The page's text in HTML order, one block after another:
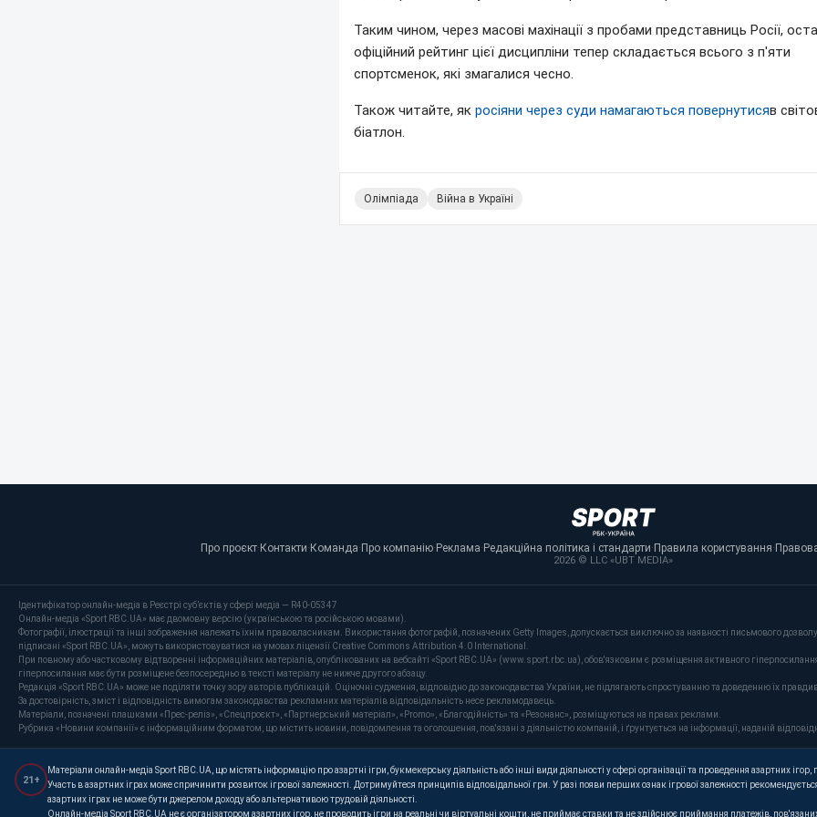
Таким чином, через масові махінації з пробами представниць Росії,
офіційний рейтинг цієї дисципліни тепер складається всього з п'яти
спортсменок, які змагалися чесно.
Також читайте, як росіяни через суди намагаються повернутисяв
біатлон.
Олімпіада Війна в Україні
Про проєкт· Контакти· Команда· Про компанію· Реклама· Редакційна політика і стандарти· Правила користування·
2026 © LLC «UBT MEDIA»
Ідентифікатор онлайн-медіа в Реєстрі суб’єктів у сфері медіа — R40-05347
Онлайн-медіа «Sport RBC.UA» має двомовну версію (українською та російською мовами).
Фотографії, ілюстрації та інші зображення належать їхнім правовласникам. Використання фотографій, позначених Getty Images, допускається виключно за наявності письмового
підписані «Sport RBC.UA», можуть використовуватися на умовах ліцензії Creative Commons Attribution 4.0 International.
При повному або частковому відтворенні інформаційних матеріалів, опублікованих на вебсайті «Sport RBC.UA» (www.sport.rbc.ua), обов'язковим є розміщення активного
гіперпосилання має бути розміщене безпосередньо в тексті матеріалу не нижче другого абзацу.
Редакція «Sport RBC.UA» може не поділяти точку зору авторів публікацій. Оціночні судження, відповідно до законодавства України, не підлягають спростуванню та доведенню їх
За достовірність, зміст і відповідність вимогам законодавства рекламних матеріалів відповідальність несе рекламодавець.
Матеріали, позначені плашками «Прес-реліз», «Спецпроєкт», «Партнерський матеріал», «Promo», «Благодійність» та «Резонанс», розміщуються на правах реклами.
Рубрика «Новини компанії» є інформаційним форматом, що містить новини, повідомлення та оголошення, пов'язані з діяльністю компаній, і ґрунтується на інформації, наданій
21+
Матеріали онлайн-медіа Sport RBC.UA, що містять інформацію про азартні ігри, букмекерську діяльність або інші види діяльності у сфері організації та проведення азартних
Участь в азартних іграх може спричинити розвиток ігрової залежності. Дотримуйтеся принципів відповідальної гри. У разі появи перших ознак ігрової залежності
азартних іграх не може бути джерелом доходу або альтернативою трудовій діяльності.
Онлайн-медіа Sport RBC.UA не є організатором азартних ігор, не проводить ігри на реальні чи віртуальні кошти, не приймає ставки та не здійснює приймання платежів,